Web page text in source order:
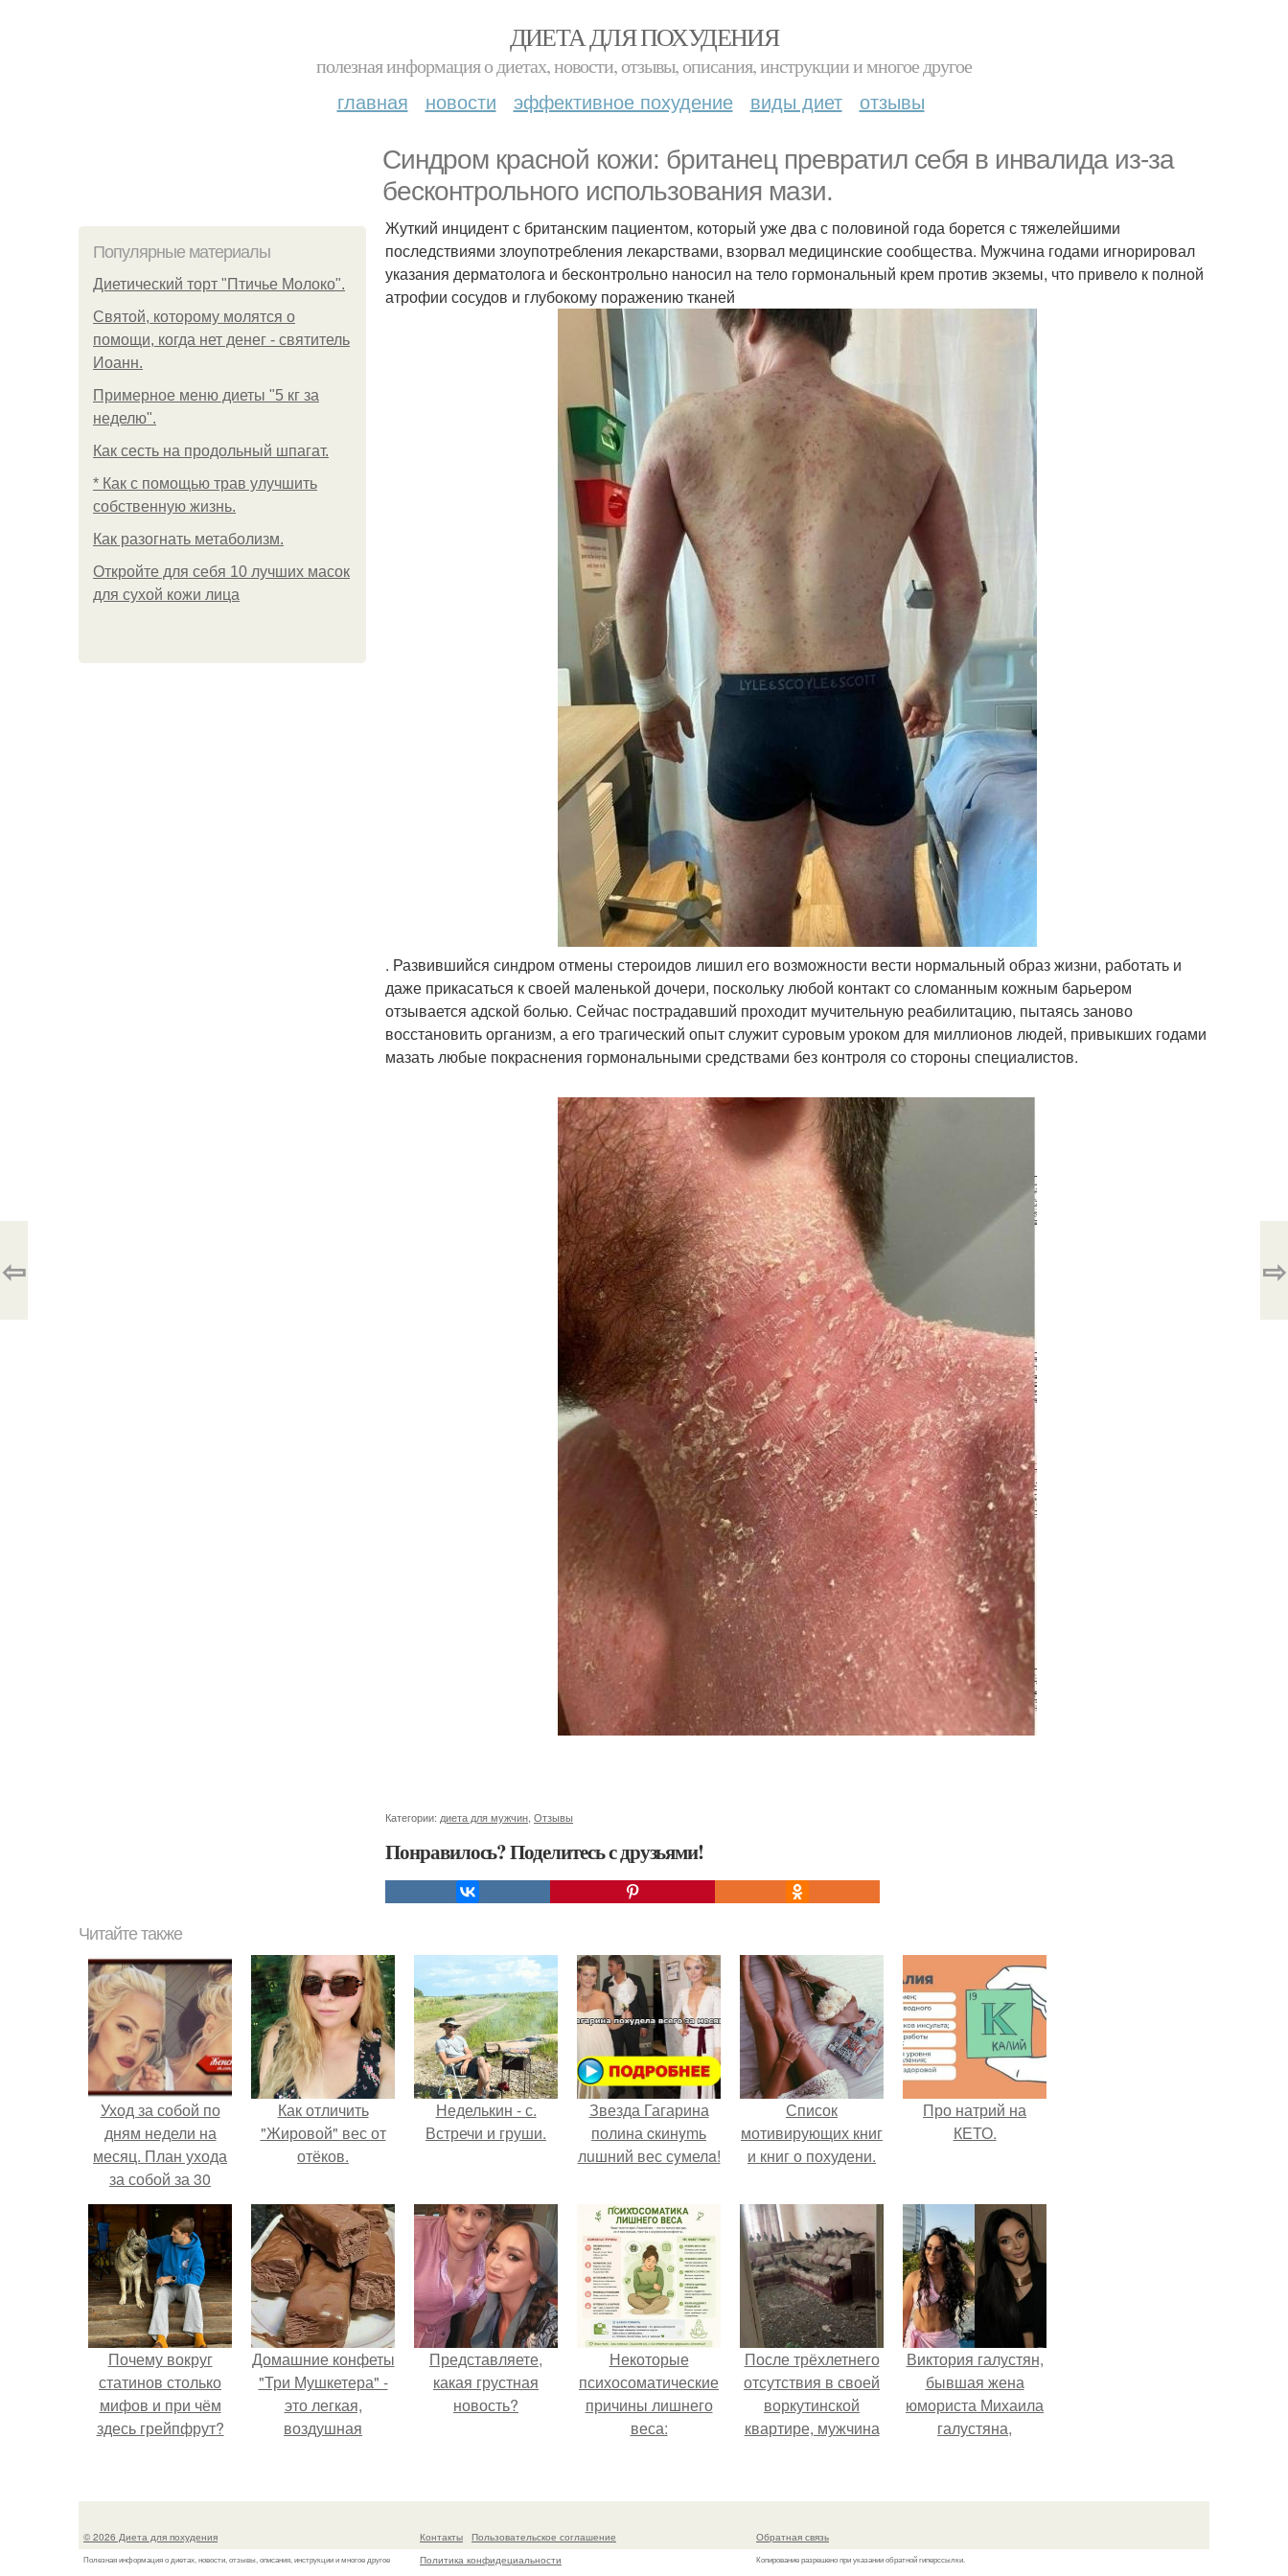
ДИЕТА ДЛЯ ПОХУДЕНИЯ
полезная информация о диетах, новости, отзывы, описания, инструкции и многое другое
главная новости эффективное похудение виды диет отзывы
Синдром красной кожи: британец превратил себя в инвалида из-за
бесконтрольного использования мази.
Популярные материалы
Диетический торт "Птичье Молоко".
Святой, которому молятся о
помощи, когда нет денег - святитель
Иоанн.
Примерное меню диеты "5 кг за
неделю".
Как сесть на продольный шпагат.
* Как с помощью трав улучшить
собственную жизнь.
Как разогнать метаболизм.
Откройте для себя 10 лучших масок
для сухой кожи лица
Жуткий инцидент с британским пациентом, который уже два с половиной года борется с тяжелейшими
последствиями злоупотребления лекарствами, взорвал медицинские сообщества. Мужчина годами игнорировал
указания дерматолога и бесконтрольно наносил на тело гормональный крем против экземы, что привело к полной
атрофии сосудов и глубокому поражению тканей
. Развившийся синдром отмены стероидов лишил его возможности вести нормальный образ жизни, работать и
даже прикасаться к своей маленькой дочери, поскольку любой контакт со сломанным кожным барьером
отзывается адской болью. Сейчас пострадавший проходит мучительную реабилитацию, пытаясь заново
восстановить организм, а его трагический опыт служит суровым уроком для миллионов людей, привыкших годами
мазать любые покраснения гормональными средствами без контроля со стороны специалистов.
Категории: диета для мужчин Отзывы
Понравилось? Поделитесь с друзьями!
⇦ ⇨
Читайте также
Уход за собой по
дням недели на
месяц. План ухода
за собой за 30
минут на неделю?
Как отличить
"Жировой" вес от
отёков.
Неделькин - с.
Встречи и груши.
Звезда Гагарина
полина cкинymь
лuшний вес сyмелa!
Список
мотивирующих книг
и книг о похудени.
Про натрий на
КЕТО.
Почему вокруг
статинов столько
мифов и при чём
здесь грейпфрут?
Домашние конфеты
"Три Мушкетера" -
это легкая,
воздушная
молочным
Представляете,
какая грустная
новость?
Некоторые
психосоматические
причины лишнего
веса:
После трёхлетнего
отсутствия в своей
воркутинской
квартире, мужчина
жилище стало
стаи голубей.
Виктория галустян,
бывшая жена
юмориста Михаила
галустяна,
последствиях
© 2026 Диета для похудения
Полезная информация о диетах, новости, отзывы, описания, инструкции и многое другое
Контакты
Пользовательское соглашение
Политика конфидециальности
Обратная связь
Копирование разрешено при указании обратной гиперссылки.